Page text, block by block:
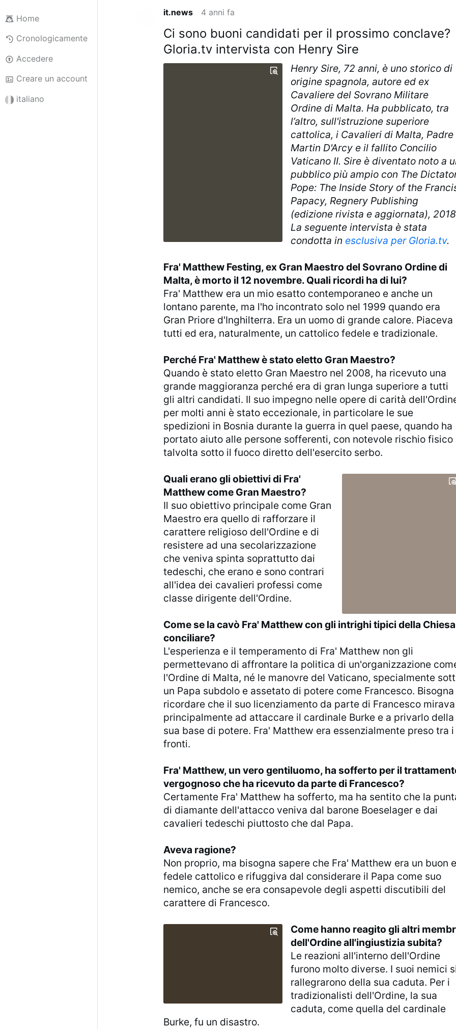
Home
Cronologicamente
Accedere
Creare un account
italiano
it.news 4 anni fa
Ci sono buoni candidati per il prossimo conclave?
Gloria.tv intervista con Henry Sire
Henry Sire, 72 anni, è uno storico di
origine spagnola, autore ed ex
Cavaliere del Sovrano Militare
Ordine di Malta. Ha pubblicato, tra
l’altro, sull'istruzione superiore
cattolica, i Cavalieri di Malta, Padre
Martin D'Arcy e il fallito Concilio
Vaticano II. Sire è diventato noto a
pubblico più ampio con The
Pope: The Inside Story of the
Papacy, Regnery Publishing
(edizione rivista e aggiornata),
La seguente intervista è stata
condotta in esclusiva per Gloria.tv.
Fra' Matthew Festing, ex Gran Maestro del Sovrano Ordine di
Malta, è morto il 12 novembre. Quali ricordi ha di lui?
Fra' Matthew era un mio esatto contemporaneo e anche un
lontano parente, ma l'ho incontrato solo nel 1999 quando era
Gran Priore d'Inghilterra. Era un uomo di grande calore. Piaceva
tutti ed era, naturalmente, un cattolico fedele e tradizionale.
Perché Fra' Matthew è stato eletto Gran Maestro?
Quando è stato eletto Gran Maestro nel 2008, ha ricevuto una
grande maggioranza perché era di gran lunga superiore a tutti
gli altri candidati. Il suo impegno nelle opere di carità
per molti anni è stato eccezionale, in particolare le sue
spedizioni in Bosnia durante la guerra in quel paese, quando ha
portato aiuto alle persone sofferenti, con notevole rischio fisico
talvolta sotto il fuoco diretto dell'esercito serbo.
Quali erano gli obiettivi di Fra'
Matthew come Gran Maestro?
Il suo obiettivo principale come Gran
Maestro era quello di rafforzare il
carattere religioso dell'Ordine e di
resistere ad una secolarizzazione
che veniva spinta soprattutto dai
tedeschi, che erano e sono contrari
all'idea dei cavalieri professi come
classe dirigente dell'Ordine.
Come se la cavò Fra' Matthew con gli intrighi tipici della Chiesa
conciliare?
L'esperienza e il temperamento di Fra' Matthew non gli
permettevano di affrontare la politica di un'organizzazione
l'Ordine di Malta, né le manovre del Vaticano, specialmente
un Papa subdolo e assetato di potere come Francesco. Bisogna
ricordare che il suo licenziamento da parte di Francesco mirava
principalmente ad attaccare il cardinale Burke e a privarlo della
sua base di potere. Fra' Matthew era essenzialmente preso tra i
fronti.
Fra' Matthew, un vero gentiluomo, ha sofferto per il
vergognoso che ha ricevuto da parte di Francesco?
Certamente Fra' Matthew ha sofferto, ma ha sentito che la
di diamante dell'attacco veniva dal barone Boeselager e dai
cavalieri tedeschi piuttosto che dal Papa.
Aveva ragione?
Non proprio, ma bisogna sapere che Fra' Matthew era un buon
fedele cattolico e rifuggiva dal considerare il Papa come suo
nemico, anche se era consapevole degli aspetti discutibili del
carattere di Francesco.
Come hanno reagito gli altri
dell'Ordine all'ingiustizia subita?
Le reazioni all'interno dell'Ordine
furono molto diverse. I suoi nemici
rallegrarono della sua caduta. Per i
tradizionalisti dell'Ordine, la sua
caduta, come quella del cardinale
Burke, fu un disastro.